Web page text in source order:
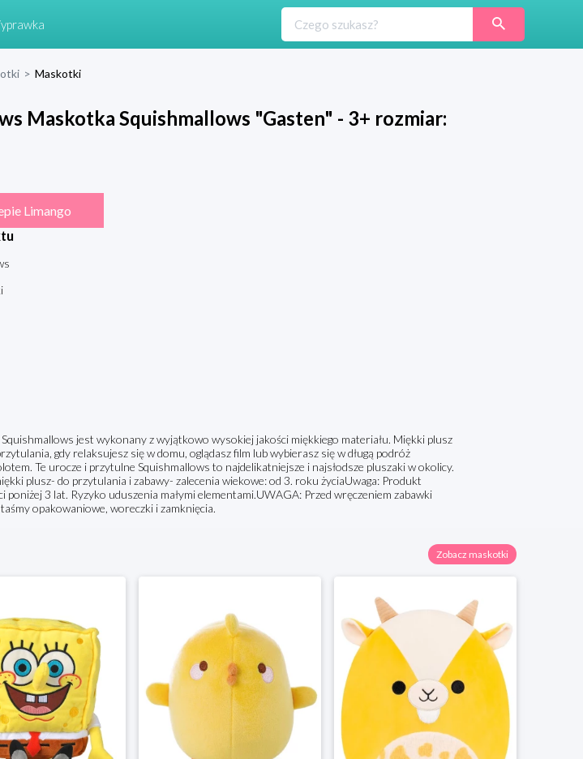
> Maskotki
Maskotka Squishmallows "Gasten" - 3+ rozmiar:
Limango
jest wykonany z wyjątkowo wysokiej jakości miękkiego materiału. Miękki plusz
gdy relaksujesz się w domu, oglądasz film lub wybierasz się w długą podróż
Te urocze i przytulne Squishmallows to najdelikatniejsze i najsłodsze pluszaki w okolicy.
plusz- do przytulania i zabawy- zalecenia wiekowe: od 3. roku życiaUwaga: Produkt
poniżej 3 lat. Ryzyko uduszenia małymi elementami.UWAGA: Przed wręczeniem zabawki
opakowaniowe, woreczki i zamknięcia.
Zobacz maskotki